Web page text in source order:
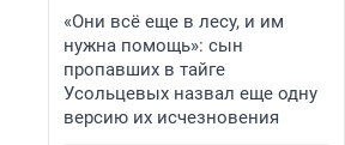
«Они всё еще в лесу, и им
нужна помощь»: сын
пропавших в тайге
Усольцевых назвал еще одну
версию их исчезновения